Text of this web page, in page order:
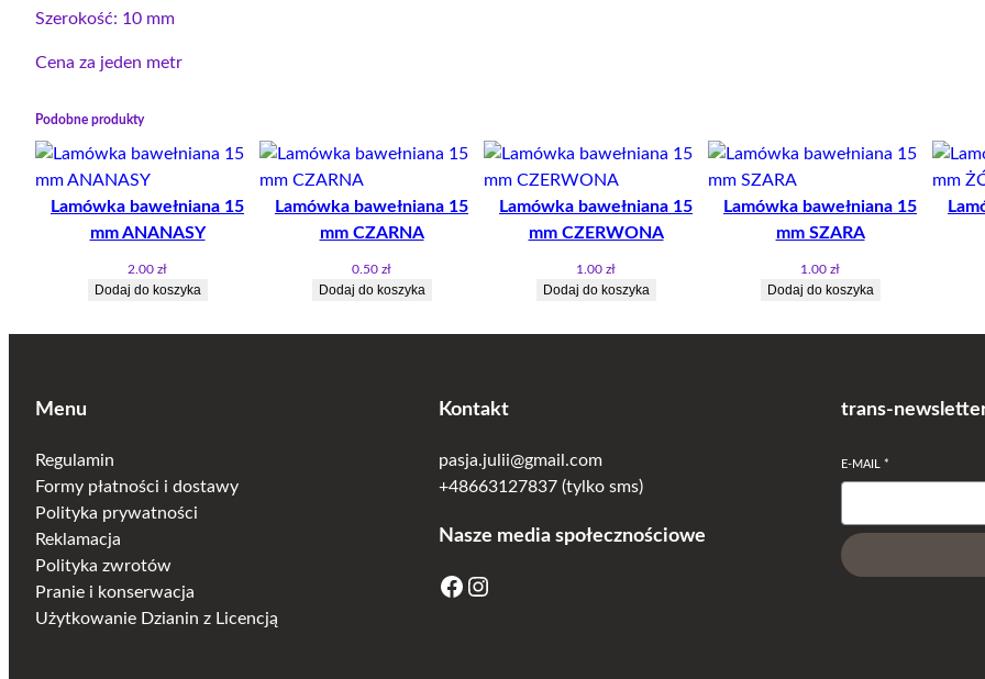
w
e
ł
n
a
a
R
Ó
O
Szerokość: 10 mm
Cena za jeden metr
Podobne produkty
Lamówka bawełniana 15
mm ANANASY
2.00 zł
Dodaj do koszyka
Lamówka bawełniana 15
mm CZARNA
0.50 zł
Dodaj do koszyka
Lamówka bawełniana 15
mm CZERWONA
1.00 zł
Dodaj do koszyka
Lamówka bawełniana 15
mm SZARA
1.00 zł
Dodaj do koszyka
Menu
Regulamin
Formy płatności i dostawy
Polityka prywatności
Reklamacja
Polityka zwrotów
Pranie i konserwacja
Użytkowanie Dzianin z Licencją
Kontakt
pasja.julii@gmail.com
+48663127837 (tylko sms)
Nasze media społecznościowe
Facebook Instagram
trans-
E-MAIL *